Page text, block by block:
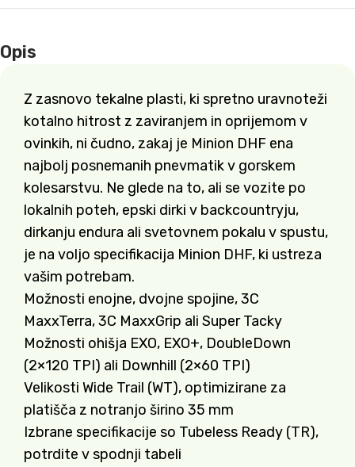
Opis
Z zasnovo tekalne plasti, ki spretno uravnoteži
kotalno hitrost z zaviranjem in oprijemom v
ovinkih, ni čudno, zakaj je Minion DHF ena
najbolj posnemanih pnevmatik v gorskem
kolesarstvu. Ne glede na to, ali se vozite po
lokalnih poteh, epski dirki v backcountryju,
dirkanju endura ali svetovnem pokalu v spustu,
je na voljo specifikacija Minion DHF, ki ustreza
vašim potrebam.
Možnosti enojne, dvojne spojine, 3C
MaxxTerra, 3C MaxxGrip ali Super Tacky
Možnosti ohišja EXO, EXO+, DoubleDown
(2×120 TPI) ali Downhill (2×60 TPI)
Velikosti Wide Trail (WT), optimizirane za
platišča z notranjo širino 35 mm
Izbrane specifikacije so Tubeless Ready (TR),
potrdite v spodnji tabeli